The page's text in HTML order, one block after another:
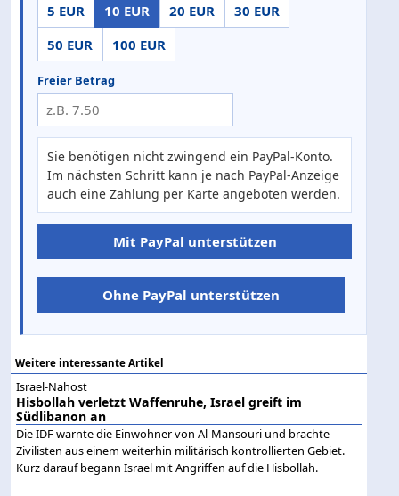
5 EUR 10 EUR 20 EUR
30 EUR
50 EUR
100 EUR
Freier Betrag
Sie benötigen nicht zwingend ein PayPal-Konto.
Im nächsten Schritt kann je nach PayPal-Anzeige
auch eine Zahlung per Karte angeboten werden.
Mit PayPal unterstützen
Ohne PayPal unterstützen
Weitere interessante Artikel
Israel-Nahost
Hisbollah verletzt Waffenruhe, Israel greift im
Südlibanon an
Die IDF warnte die Einwohner von Al-Mansouri und brachte
Zivilisten aus einem weiterhin militärisch kontrollierten Gebiet.
Kurz darauf begann Israel mit Angriffen auf die Hisbollah.